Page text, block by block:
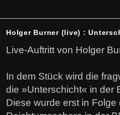
Holger Burner (live) :
Live-Auftritt von Holger
In dem Stück wird die
die »Unterschicht« in der
Diese wurde erst in